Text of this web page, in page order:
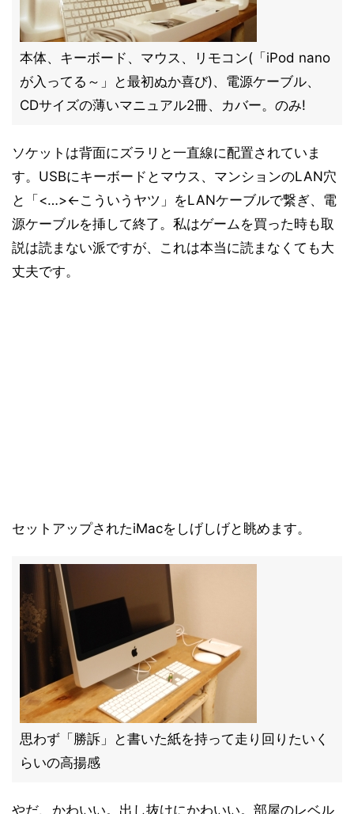
本体、キーボード、マウス、リモコン(「iPod nano
が入ってる～」と最初ぬか喜び)、電源ケーブル、
CDサイズの薄いマニュアル2冊、カバー。のみ!
ソケットは背面にズラリと一直線に配置されていま
す。USBにキーボードとマウス、マンションのLAN穴
と「<…>←こういうヤツ」をLANケーブルで繋ぎ、電
源ケーブルを挿して終了。私はゲームを買った時も取
説は読まない派ですが、これは本当に読まなくても大
丈夫です。
セットアップされたiMacをしげしげと眺めます。
思わず「勝訴」と書いた紙を持って走り回りたいく
らいの高揚感
やだ、かわいい。出し抜けにかわいい。部屋のレベル